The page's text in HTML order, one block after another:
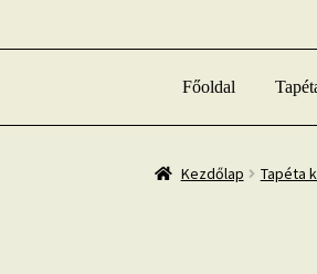
Főoldal
Kezdőlap Tapéta